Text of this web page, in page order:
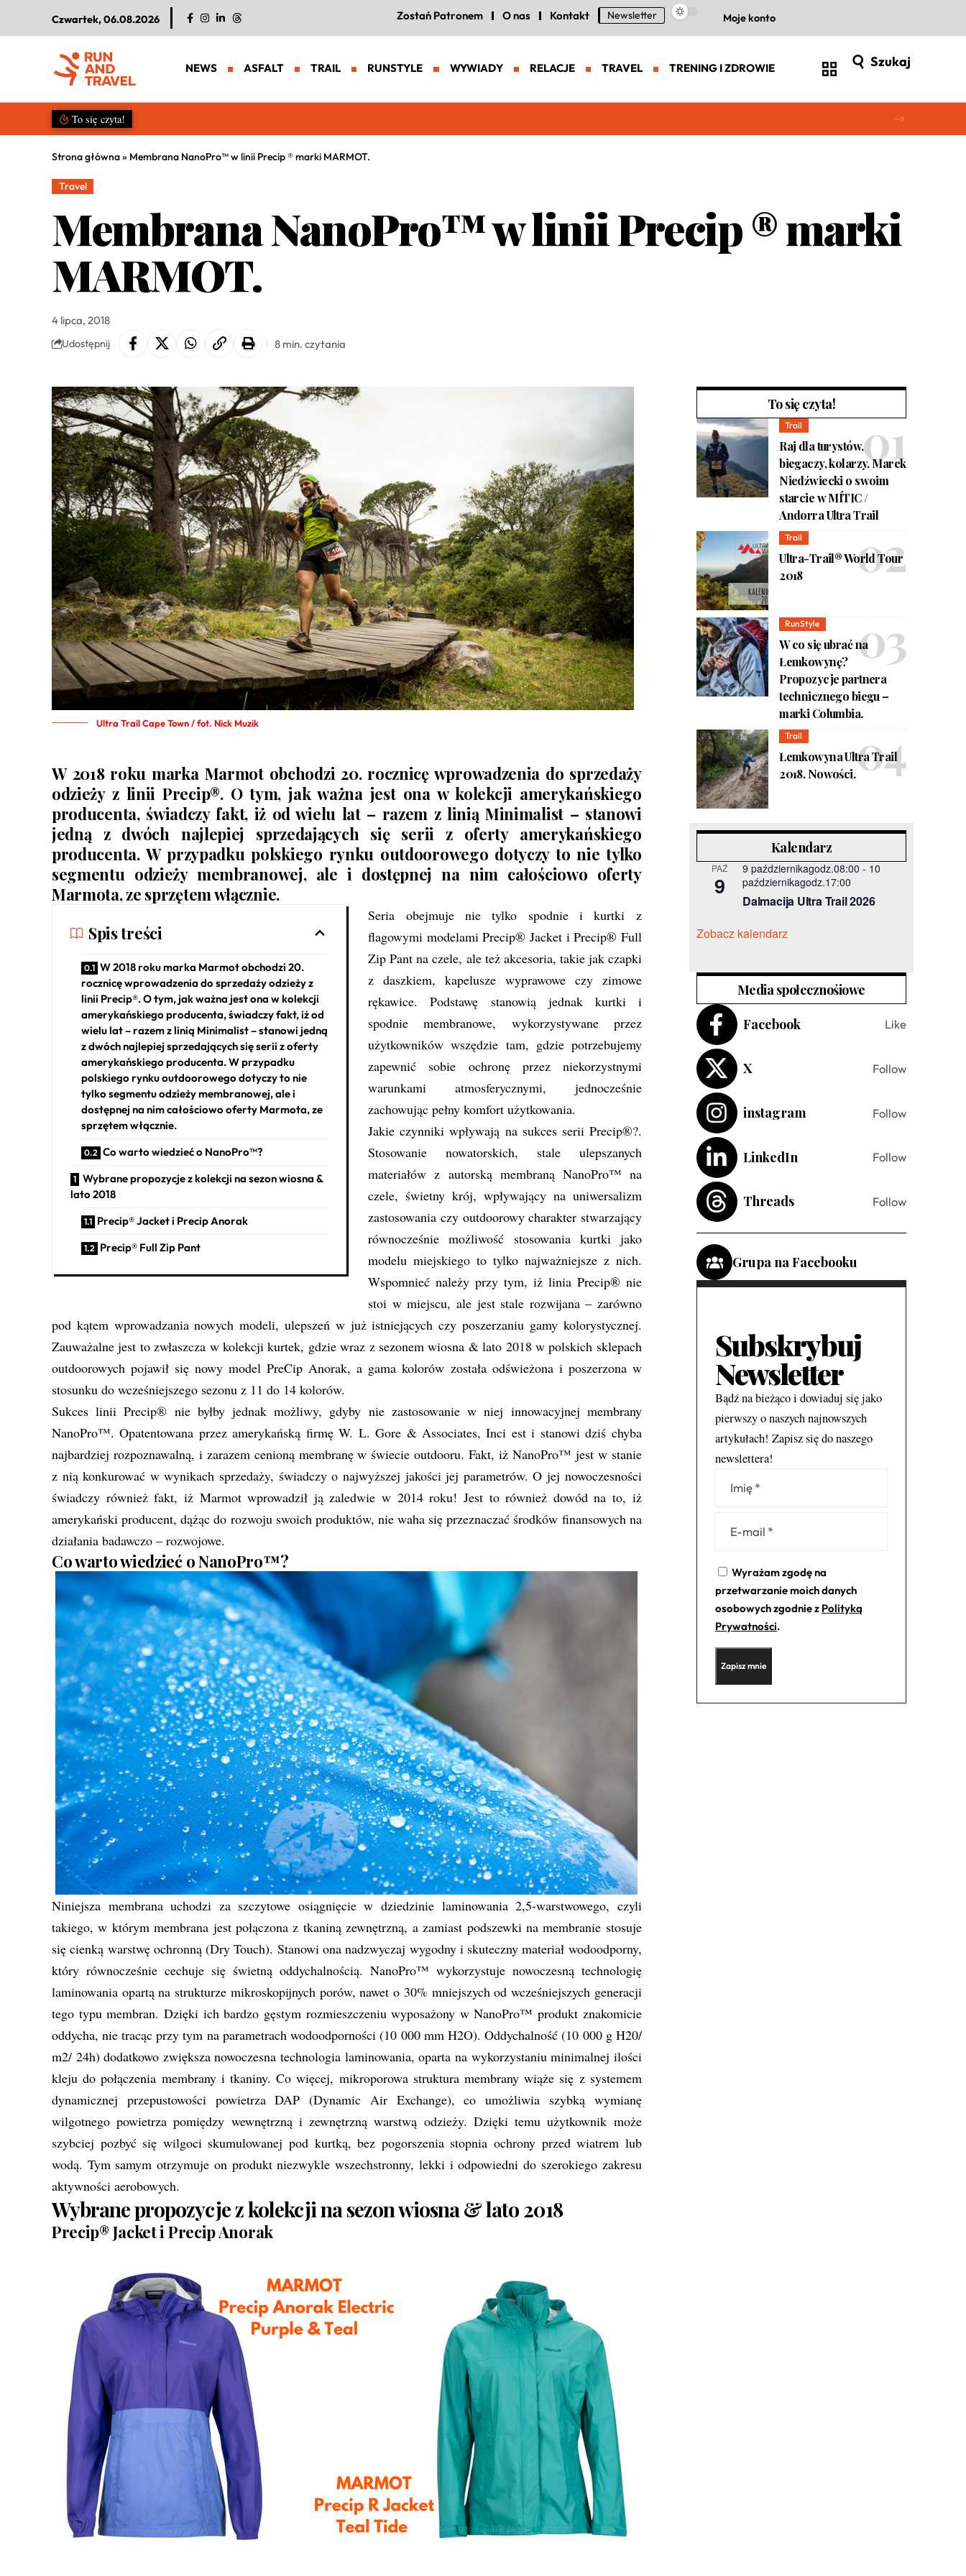
Czwartek, 06.08.2026 Zostań Patronem O nas Kontakt Newsletter Moje konto
NEWS ASFALT TRAIL RUNSTYLE WYWIADY RELACJE TRAVEL TRENING I ZDROWIE Szukaj
To się czyta!
Strona główna» Membrana NanoPro™ w linii Precip ® marki MARMOT.
Travel
Membrana NanoPro™ w linii Precip ® marki
MARMOT.
4 lipca, 2018
Udostępnij 8 min. czytania
Ultra Trail Cape Town / fot. Nick Muzik
W 2018 roku marka Marmot obchodzi 20. rocznicę wprowadzenia do sprzedaży
odzieży z linii Precip®. O tym, jak ważna jest ona w kolekcji amerykańskiego
producenta, świadczy fakt, iż od wielu lat – razem z linią Minimalist – stanowi
jedną z dwóch najlepiej sprzedających się serii z oferty amerykańskiego
producenta. W przypadku polskiego rynku outdoorowego dotyczy to nie tylko
segmentu odzieży membranowej, ale i dostępnej na nim całościowo oferty
Marmota, ze sprzętem włącznie.
Spis treści
W 2018 roku marka Marmot obchodzi 20.
rocznicę wprowadzenia do sprzedaży odzieży z
linii Precip®. O tym, jak ważna jest ona w kolekcji
amerykańskiego producenta, świadczy fakt, iż od
wielu lat – razem z linią Minimalist – stanowi jedną
z dwóch najlepiej sprzedających się serii z oferty
amerykańskiego producenta. W przypadku
polskiego rynku outdoorowego dotyczy to nie
tylko segmentu odzieży membranowej, ale i
dostępnej na nim całościowo oferty Marmota, ze
sprzętem włącznie.
Co warto wiedzieć o NanoPro™?
Wybrane propozycje z kolekcji na sezon wiosna &
lato 2018
Precip® Jacket i Precip Anorak
Precip® Full Zip Pant
Seria obejmuje nie tylko spodnie i kurtki z
flagowymi modelami Precip® Jacket i Precip® Full
Zip Pant na czele, ale też akcesoria, takie jak czapki
z daszkiem, kapelusze wyprawowe czy zimowe
rękawice. Podstawę stanowią jednak kurtki i
spodnie membranowe, wykorzystywane przez
użytkowników wszędzie tam, gdzie potrzebujemy
zapewnić sobie ochronę przez niekorzystnymi
warunkami atmosferycznymi, jednocześnie
zachowując pełny komfort użytkowania.
Jakie czynniki wpływają na sukces serii Precip®?.
Stosowanie nowatorskich, stale ulepszanych
materiałów z autorską membraną NanoPro™ na
czele, świetny krój, wpływający na uniwersalizm
zastosowania czy outdoorowy charakter stwarzający
równocześnie możliwość stosowania kurtki jako
modelu miejskiego to tylko najważniejsze z nich.
Wspomnieć należy przy tym, iż linia Precip® nie
stoi w miejscu, ale jest stale rozwijana – zarówno
pod kątem wprowadzania nowych modeli, ulepszeń w już istniejących czy poszerzaniu gamy kolorystycznej.
Zauważalne jest to zwłaszcza w kolekcji kurtek, gdzie wraz z sezonem wiosna & lato 2018 w polskich sklepach
outdoorowych pojawił się nowy model PreCip Anorak, a gama kolorów została odświeżona i poszerzona w
stosunku do wcześniejszego sezonu z 11 do 14 kolorów.
Sukces linii Precip® nie byłby jednak możliwy, gdyby nie zastosowanie w niej innowacyjnej membrany
NanoPro™. Opatentowana przez amerykańską firmę W. L. Gore & Associates, Inci est i stanowi dziś chyba
najbardziej rozpoznawalną, i zarazem cenioną membranę w świecie outdooru. Fakt, iż NanoPro™ jest w stanie
z nią konkurować w wynikach sprzedaży, świadczy o najwyższej jakości jej parametrów. O jej nowoczesności
świadczy również fakt, iż Marmot wprowadził ją zaledwie w 2014 roku! Jest to również dowód na to, iż
amerykański producent, dążąc do rozwoju swoich produktów, nie waha się przeznaczać środków finansowych na
działania badawczo – rozwojowe.
Co warto wiedzieć o NanoPro™?
Niniejsza membrana uchodzi za szczytowe osiągnięcie w dziedzinie laminowania 2,5-warstwowego, czyli
takiego, w którym membrana jest połączona z tkaniną zewnętrzną, a zamiast podszewki na membranie stosuje
się cienką warstwę ochronną (Dry Touch). Stanowi ona nadzwyczaj wygodny i skuteczny materiał wodoodporny,
który równocześnie cechuje się świetną oddychalnością. NanoPro™ wykorzystuje nowoczesną technologię
laminowania opartą na strukturze mikroskopijnych porów, nawet o 30% mniejszych od wcześniejszych generacji
tego typu membran. Dzięki ich bardzo gęstym rozmieszczeniu wyposażony w NanoPro™ produkt znakomicie
oddycha, nie tracąc przy tym na parametrach wodoodporności (10 000 mm H2O). Oddychalność (10 000 g H20/
m2/ 24h) dodatkowo zwiększa nowoczesna technologia laminowania, oparta na wykorzystaniu minimalnej ilości
kleju do połączenia membrany i tkaniny. Co więcej, mikroporowa struktura membrany wiąże się z systemem
dynamicznej przepustowości powietrza DAP (Dynamic Air Exchange), co umożliwia szybką wymianę
wilgotnego powietrza pomiędzy wewnętrzną i zewnętrzną warstwą odzieży. Dzięki temu użytkownik może
szybciej pozbyć się wilgoci skumulowanej pod kurtką, bez pogorszenia stopnia ochrony przed wiatrem lub
wodą. Tym samym otrzymuje on produkt niezwykle wszechstronny, lekki i odpowiedni do szerokiego zakresu
aktywności aerobowych.
Wybrane propozycje z kolekcji na sezon wiosna & lato 2018
Precip® Jacket i Precip Anorak
To się czyta!
Trail
Raj dla turystów,
biegaczy, kolarzy. Marek
Niedźwiecki o swoim
starcie w MÍTIC /
Andorra Ultra Trail
Trail
Ultra-Trail® World Tour
2018
RunStyle
W co się ubrać na
Łemkowynę?
Propozycje partnera
technicznego biegu –
marki Columbia.
Trail
Łemkowyna Ultra Trail
2018. Nowości.
Kalendarz
PAŹ
9
9 październikagodz.08:00 - 10
październikagodz.17:00
Dalmacija Ultra Trail 2026
Zobacz kalendarz
Media społecznośiowe
Facebook
Like
X Follow
instagram Follow
LinkedIn Follow
Threads Follow
Grupa na Facebooku
Subskrybuj
Newsletter
Bądź na bieżąco i dowiaduj się jako
pierwszy o naszych najnowszych
artykułach! Zapisz się do naszego
newslettera!
Wyrażam zgodę na
przetwarzanie moich danych
osobowych zgodnie z Polityką
Prywatności.
Alternative: